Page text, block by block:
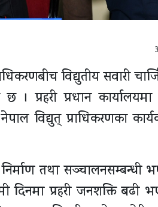
विद्युतीय सवारी
छ । प्रहरी प्रधान
नेपाल विद्युत् प्राधिकरणका
निर्माण तथा सञ्चालनसम्बन्धी
प्रहरी जनशक्ति बढी